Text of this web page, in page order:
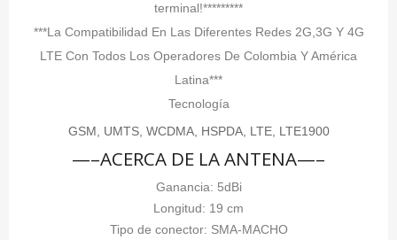
terminal!*********
***La Compatibilidad En Las Diferentes Redes 2G,3G Y 4G
LTE Con Todos Los Operadores De Colombia Y América
Latina***
Tecnología
GSM, UMTS, WCDMA, HSPDA, LTE, LTE1900
—–ACERCA DE LA ANTENA—–
Ganancia: 5dBi
Longitud: 19 cm
Tipo de conector: SMA-MACHO